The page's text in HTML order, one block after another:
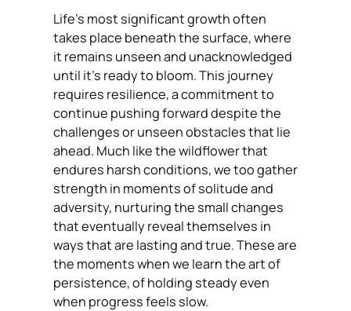
Life’s most significant growth often
takes place beneath the surface, where
it remains unseen and unacknowledged
until it’s ready to bloom. This journey
requires resilience, a commitment to
continue pushing forward despite the
challenges or unseen obstacles that lie
ahead. Much like the wildflower that
endures harsh conditions, we too gather
strength in moments of solitude and
adversity, nurturing the small changes
that eventually reveal themselves in
ways that are lasting and true. These are
the moments when we learn the art of
persistence, of holding steady even
when progress feels slow.